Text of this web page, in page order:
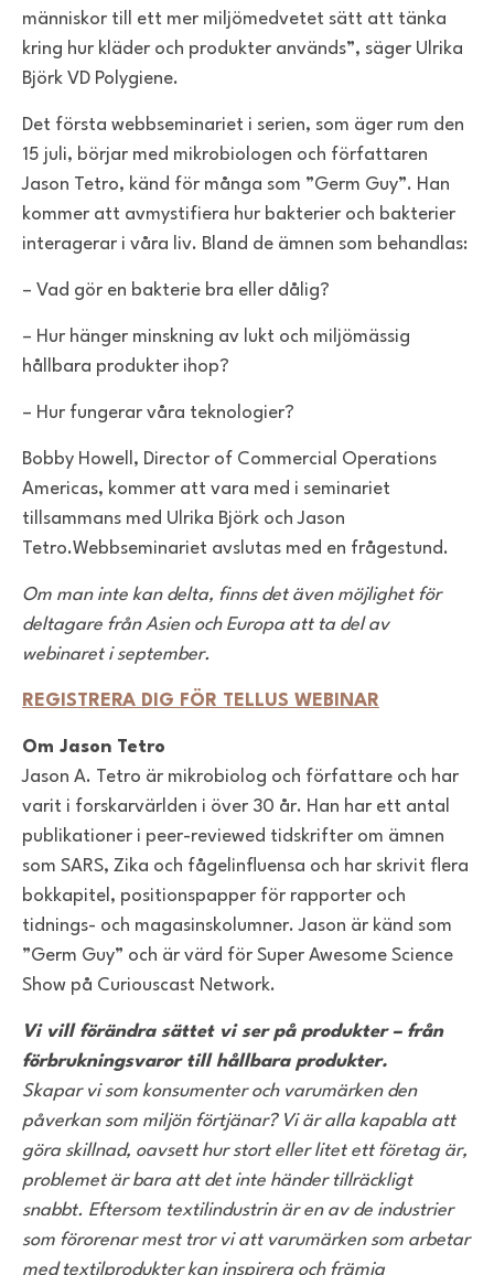
människor till ett mer miljömedvetet sätt att tänka
kring hur kläder och produkter används”, säger Ulrika
Björk VD Polygiene.
Det första webbseminariet i serien, som äger rum den
15 juli, börjar med mikrobiologen och författaren
Jason Tetro, känd för många som ”Germ Guy”. Han
kommer att avmystifiera hur bakterier och bakterier
interagerar i våra liv. Bland de ämnen som behandlas:
– Vad gör en bakterie bra eller dålig?
– Hur hänger minskning av lukt och miljömässig
hållbara produkter ihop?
– Hur fungerar våra teknologier?
Bobby Howell, Director of Commercial Operations
Americas, kommer att vara med i seminariet
tillsammans med Ulrika Björk och Jason
Tetro.Webbseminariet avslutas med en frågestund.
Om man inte kan delta, finns det även möjlighet för
deltagare från Asien och Europa att ta del av
webinaret i september.
REGISTRERA DIG FÖR TELLUS WEBINAR
Om Jason Tetro
Jason A. Tetro är mikrobiolog och författare och har
varit i forskarvärlden i över 30 år. Han har ett antal
publikationer i peer-reviewed tidskrifter om ämnen
som SARS, Zika och fågelinfluensa och har skrivit flera
bokkapitel, positionspapper för rapporter och
tidnings- och magasinskolumner. Jason är känd som
”Germ Guy” och är värd för Super Awesome Science
Show på Curiouscast Network.
Vi vill förändra sättet vi ser på produkter – från
förbrukningsvaror till hållbara produkter.
Skapar vi som konsumenter och varumärken den
påverkan som miljön förtjänar? Vi är alla kapabla att
göra skillnad, oavsett hur stort eller litet ett företag är,
problemet är bara att det inte händer tillräckligt
snabbt. Eftersom textilindustrin är en av de industrier
som förorenar mest tror vi att varumärken som arbetar
med textilprodukter kan inspirera och främja